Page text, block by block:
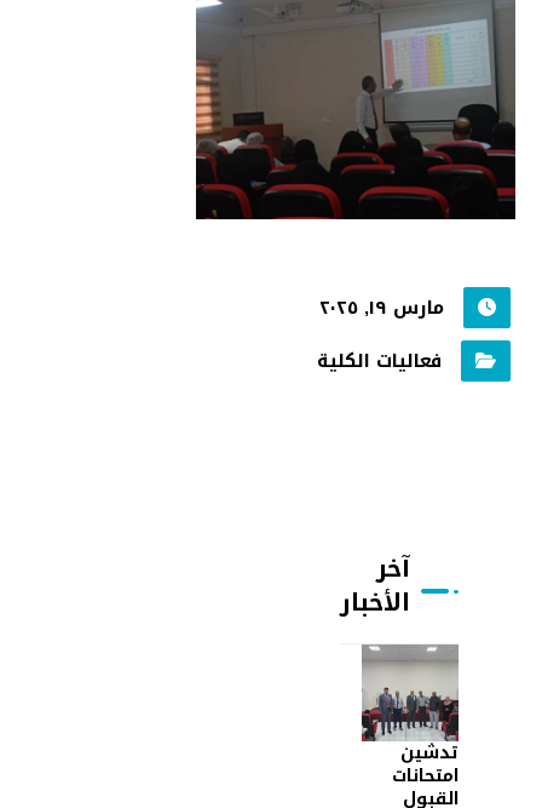
مارس ١٩, ٢٠٢٥
فعاليات الكلية
آخر
الأخبار
تدشين
امتحانات
القبول